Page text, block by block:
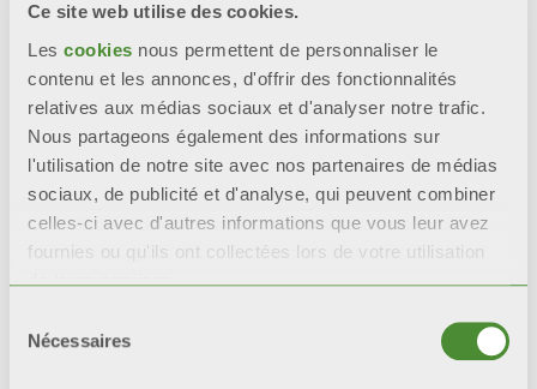
Ce site web utilise des cookies.
Les cookies nous permettent de personnaliser le
contenu et les annonces, d'offrir des fonctionnalités
relatives aux médias sociaux et d'analyser notre trafic.
Nous partageons également des informations sur
l'utilisation de notre site avec nos partenaires de médias
sociaux, de publicité et d'analyse, qui peuvent combiner
celles-ci avec d'autres informations que vous leur avez
fournies ou qu'ils ont collectées lors de votre utilisation
de leurs services.
Nécessaires
intacts que les radiateurs
avec une seule couche de
peinture.
*tests de référence : test en
brouillard salin et test
humidistatique.